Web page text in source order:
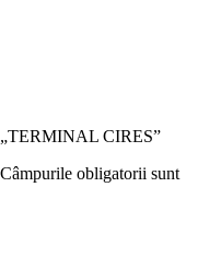
„TERMINAL CIRES”
Câmpurile obligatorii sunt